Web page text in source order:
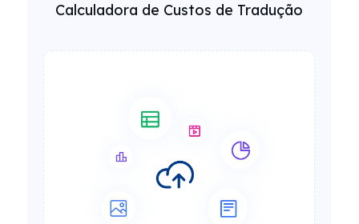
Calculadora de Custos de Tradução